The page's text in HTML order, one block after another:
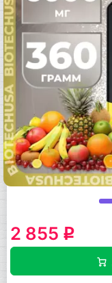
2 855 q